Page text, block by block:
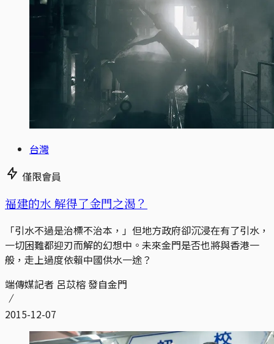
台灣
僅限會員
福建的水 解得了金門之渴？
「引水不過是治標不治本，」但地方政府卻沉浸在有了引水，
一切困難都迎刃而解的幻想中。未來金門是否也將與香港一
般，走上過度依賴中國供水一途？
端傳媒記者 呂苡榕 發自金門
2015-12-07